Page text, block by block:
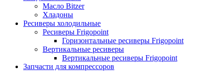
Масло Bitzer
Хладоны
Ресиверы холодильные
Ресиверы Frigopoint
Горизонтальные ресиверы Frigopoint
Вертикальные ресиверы
Вертикальные ресиверы Frigopoint
Запчасти для компрессоров